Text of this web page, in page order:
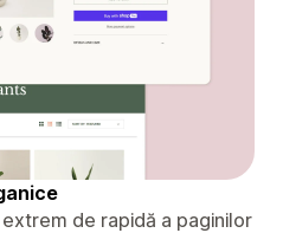
de rapidă a paginilor